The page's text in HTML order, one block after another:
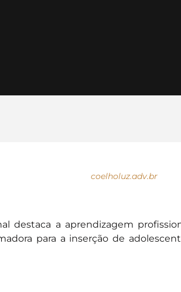
coelholuz.adv.br
destaca a aprendizagem
para a inserção de